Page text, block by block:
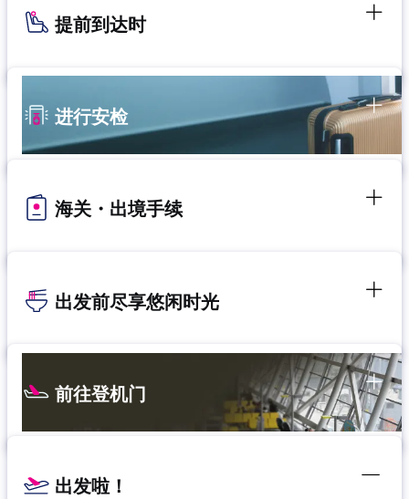
提前到达时
进行安检
海关・出境手续
出发前尽享悠闲时光
前往登机门
出发啦！